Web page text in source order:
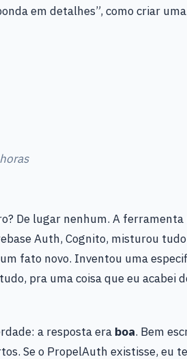
em detalhes”, como criar
De lugar nenhum. A ferramenta
Auth, Cognito, misturou
fato novo. Inventou uma
pra uma coisa que eu acabei
a resposta era boa. Bem
Se o PropelAuth existisse, eu